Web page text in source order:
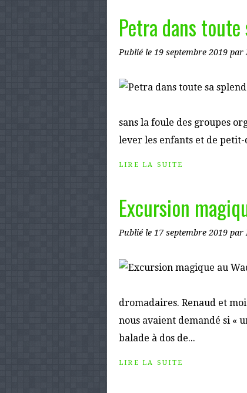
Petra dans
Publié le 19 septembre 2019 par
sans la foule des groupes
lever les enfants et de
LIRE LA SUITE
Excursion
Publié le 17 septembre 2019 par
dromadaires. Renaud et
nous avaient demandé si «
balade à dos de...
LIRE LA SUITE